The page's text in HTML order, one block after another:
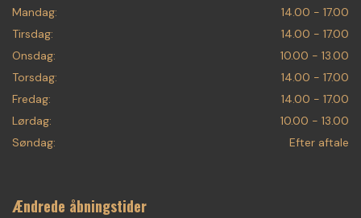
Mandag:
14.00 - 17.00
Tirsdag:
14.00 - 17.00
Onsdag:
10.00 - 13.00
Torsdag:
14.00 - 17.00
Fredag:
14.00 - 17.00
Lørdag:
10.00 - 13.00
Søndag:
Efter aftale
Ændrede åbningstider